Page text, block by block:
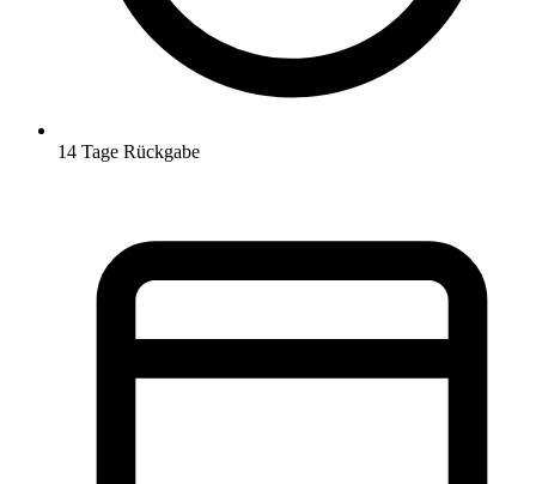
14 Tage Rückgabe